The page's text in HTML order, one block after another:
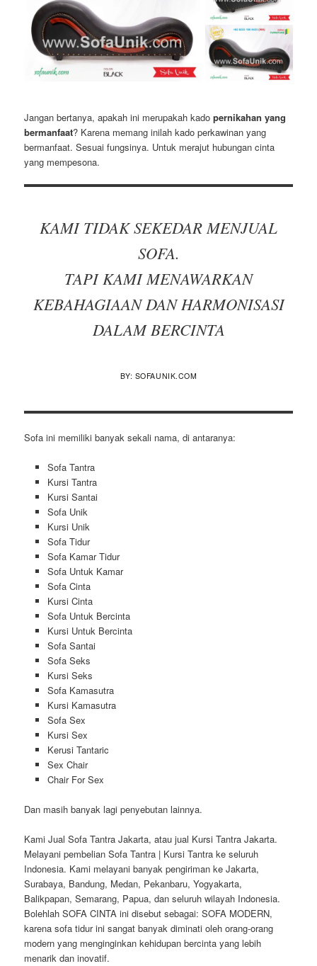
Jangan bertanya, apakah ini merupakah kadopernikahan yang
bermanfaat? Karena memang inilah kado perkawinan yang
bermanfaat. Sesuai fungsinya. Untuk merajut hubungan cinta
yang mempesona.
KAMI TIDAK SEKEDAR MENJUAL
SOFA.
TAPI KAMI MENAWARKAN
KEBAHAGIAAN DAN HARMONISASI
DALAM BERCINTA
BY: SOFAUNIK.COM
Sofa ini memiliki banyak sekali nama, di antaranya:
Sofa Tantra
Kursi Tantra
Kursi Santai
Sofa Unik
Kursi Unik
Sofa Tidur
Sofa Kamar Tidur
Sofa Untuk Kamar
Sofa Cinta
Kursi Cinta
Sofa Untuk Bercinta
Kursi Untuk Bercinta
Sofa Santai
Sofa Seks
Kursi Seks
Sofa Kamasutra
Kursi Kamasutra
Sofa Sex
Kursi Sex
Kerusi Tantaric
Sex Chair
Chair For Sex
Dan masih banyak lagi penyebutan lainnya.
Kami Jual Sofa Tantra Jakarta, atau jual Kursi Tantra Jakarta.
Melayani pembelian Sofa Tantra | Kursi Tantra ke seluruh
Indonesia. Kami melayani banyak pengiriman ke Jakarta,
Surabaya, Bandung, Medan, Pekanbaru, Yogyakarta,
Balikpapan, Semarang, Papua, dan seluruh wilayah Indonesia.
Bolehlah SOFA CINTA ini disebut sebagai: SOFA MODERN,
karena sofa tidur ini sangat banyak diminati oleh orang-orang
modern yang menginginkan kehidupan bercinta yang lebih
menarik dan inovatif.